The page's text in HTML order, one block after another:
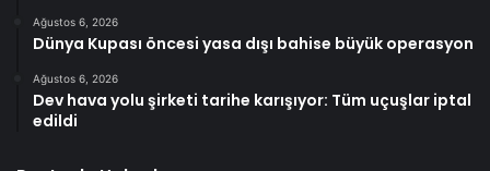
Ağustos 6, 2026
Dünya Kupası öncesi yasa dışı bahise büyük operasyon
Ağustos 6, 2026
Dev hava yolu şirketi tarihe karışıyor: Tüm uçuşlar iptal
edildi